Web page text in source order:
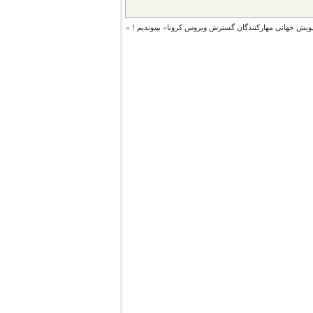
جهانی مهارکنندگان گسترش ویروس‌ کرونا» بپیوندیم ! »